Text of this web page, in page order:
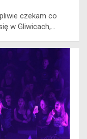
czekam co
w Gliwicach,…